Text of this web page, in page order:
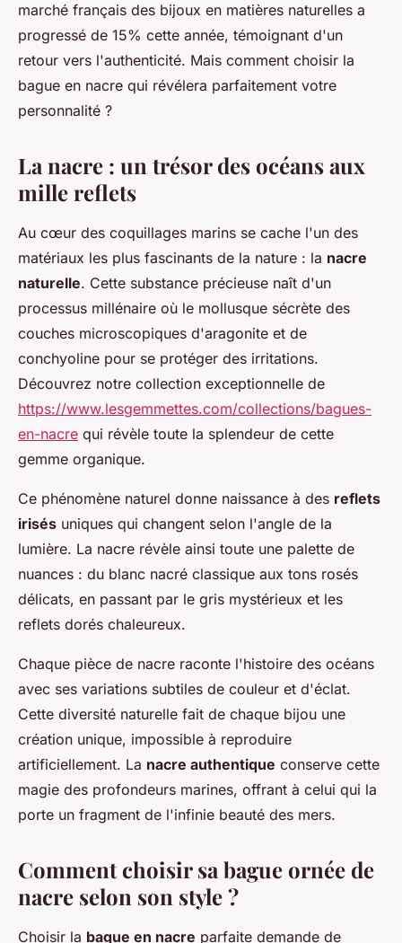
marché français des bijoux en matières naturelles a
progressé de 15% cette année, témoignant d'un
retour vers l'authenticité. Mais comment choisir la
bague en nacre qui révélera parfaitement votre
personnalité ?
La nacre : un trésor des océans aux
mille reflets
Au cœur des coquillages marins se cache l'un des
matériaux les plus fascinants de la nature : la nacre
naturelle. Cette substance précieuse naît d'un
processus millénaire où le mollusque sécrète des
couches microscopiques d'aragonite et de
conchyoline pour se protéger des irritations.
Découvrez notre collection exceptionnelle de
https://www.lesgemmettes.com/collections/bagues-
en-nacre qui révèle toute la splendeur de cette
gemme organique.
Ce phénomène naturel donne naissance à des reflets
irisés uniques qui changent selon l'angle de la
lumière. La nacre révèle ainsi toute une palette de
nuances : du blanc nacré classique aux tons rosés
délicats, en passant par le gris mystérieux et les
reflets dorés chaleureux.
Chaque pièce de nacre raconte l'histoire des océans
avec ses variations subtiles de couleur et d'éclat.
Cette diversité naturelle fait de chaque bijou une
création unique, impossible à reproduire
artificiellement. La nacre authentique conserve cette
magie des profondeurs marines, offrant à celui qui la
porte un fragment de l'infinie beauté des mers.
Comment choisir sa bague ornée de
nacre selon son style ?
Choisir la bague en nacre parfaite demande de